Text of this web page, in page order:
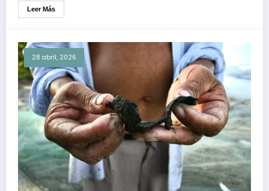
Leer Más
28 abril, 2026